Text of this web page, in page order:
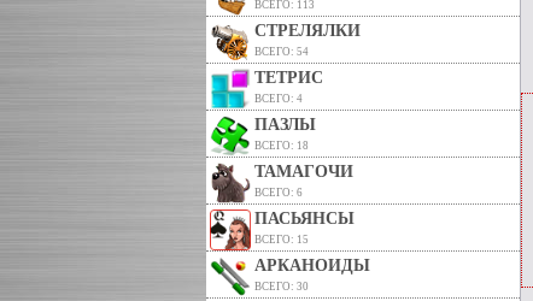
ВСЕГО: 113
СТРЕЛЯЛКИ
ВСЕГО: 54
ТЕТРИС
ВСЕГО: 4
ПАЗЛЫ
ВСЕГО: 18
ТАМАГОЧИ
ВСЕГО: 6
ПАСЬЯНСЫ
ВСЕГО: 15
АРКАНОИДЫ
ВСЕГО: 30